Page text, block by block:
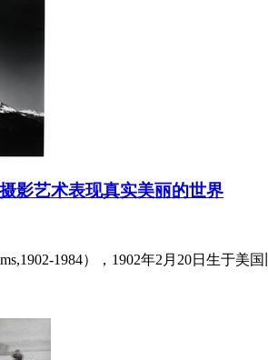
影艺术表现真实美丽的世界
1984），1902年2月20日生于